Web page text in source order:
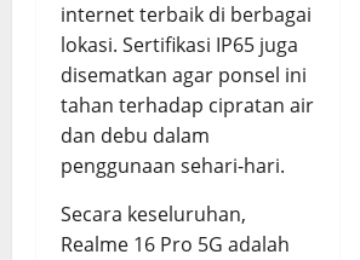
internet terbaik di berbagai
lokasi. Sertifikasi IP65 juga
disematkan agar ponsel ini
tahan terhadap cipratan air
dan debu dalam
penggunaan sehari-hari.
Secara keseluruhan,
Realme 16 Pro 5G adalah